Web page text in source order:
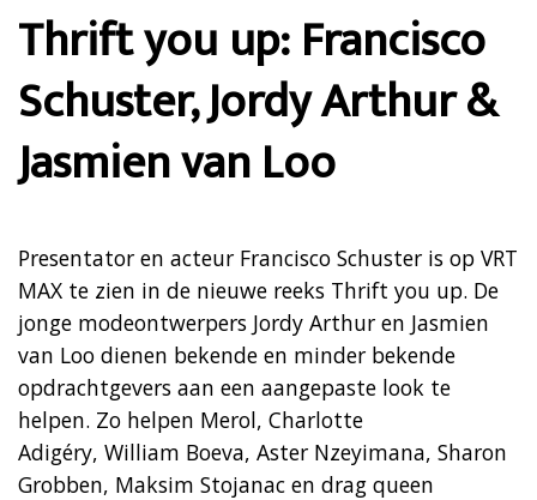
Thrift you up: Francisco
Schuster, Jordy Arthur &
Jasmien van Loo
Presentator en acteur Francisco Schuster is op VRT
MAX te zien in de nieuwe reeks Thrift you up. De
jonge modeontwerpers Jordy Arthur en Jasmien
van Loo dienen bekende en minder bekende
opdrachtgevers aan een aangepaste look te
helpen. Zo helpen Merol, Charlotte
Adigéry, William Boeva, Aster Nzeyimana, Sharon
Grobben, Maksim Stojanac en drag queen